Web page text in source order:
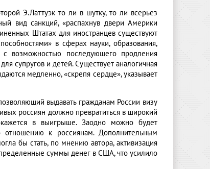
Э.Латтуэк то ли в шутку, то ли всерьез
вид санкций, «распахнув двери Америки
Штатах для иностранцев существуют
в сферах науки, образования,
возможностью последующего продления
супругов и детей. Существует аналогичная
медленно, «скрепя сердце», указывает
выдавать гражданам России визу
россиян должно превратиться в широкий
в выигрыше. Заодно можно будет
отношению к россиянам. Дополнительным
бы стать, по мнению автора, активизация
суммы денег в США, что усилило